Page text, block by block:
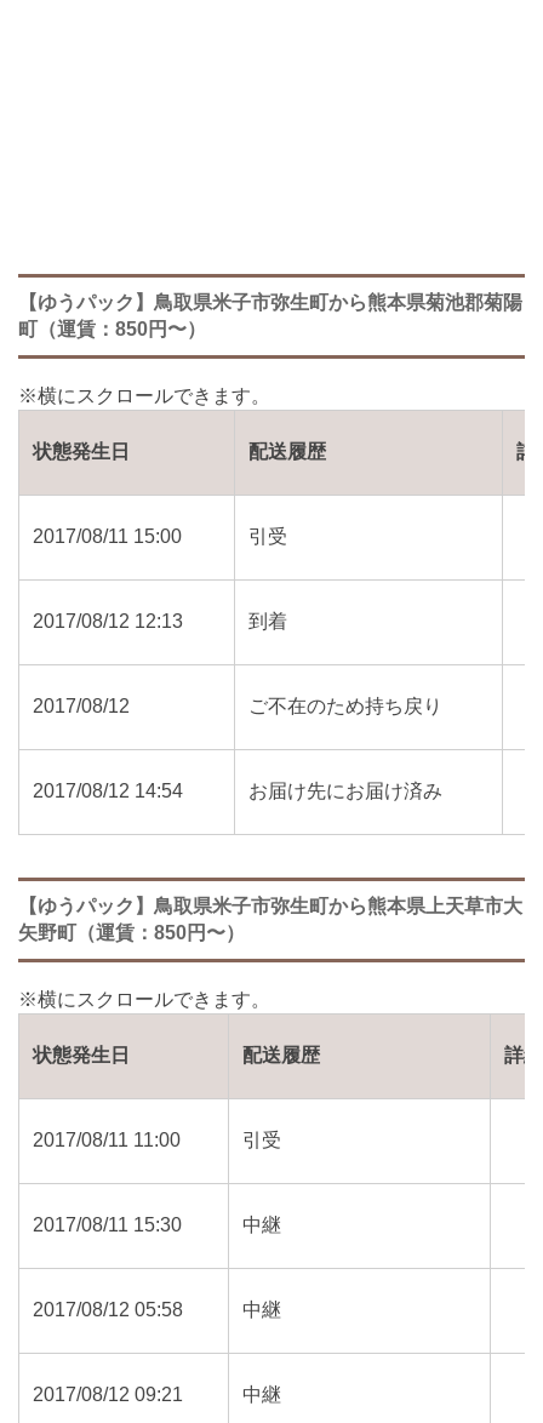
【ゆうパック】鳥取県米子市弥生町から熊本県菊池郡菊陽
町（運賃：850円〜）
状態発生日 配送履歴 詳
2017/08/11 15:00 引受
2017/08/12 12:13 到着
2017/08/12 ご不在のため持ち戻り
2017/08/12 14:54 お届け先にお届け済み
【ゆうパック】鳥取県米子市弥生町から熊本県上天草市大
矢野町（運賃：850円〜）
状態発生日 配送履歴 詳細
2017/08/11 11:00 引受
2017/08/11 15:30 中継
2017/08/12 05:58 中継
2017/08/12 09:21 中継